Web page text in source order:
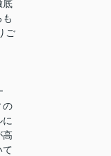
底
ご
の
高
て